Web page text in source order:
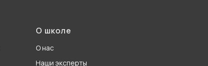
О школе
О нас
Наши эксперты